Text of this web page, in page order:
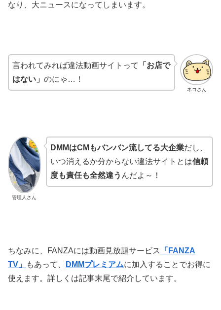
なり、大ニュースになってしまいます。
ネコさん
言われてみれば違法動画サイトって
「お店で
はない」 のにゃ…！
管理人さん
DMMはCMもバンバン流してる大企業だし、
いつ消えるか分からない違法サイトとは信頼
度も責任も全然違う んだよ～！
ちなみに、FANZAには動画見放題サービス
「FANZA
TV」
もあって、 DMMプレミアムに加入することでお得に
使えます。詳しくは記事末尾で紹介しています。